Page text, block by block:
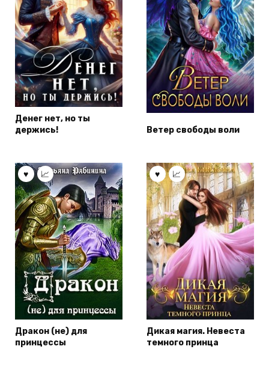
Денег нет, но ты
держись!
Ветер свободы воли
Дракон (не) для
принцессы
Дикая магия. Невеста
темного принца